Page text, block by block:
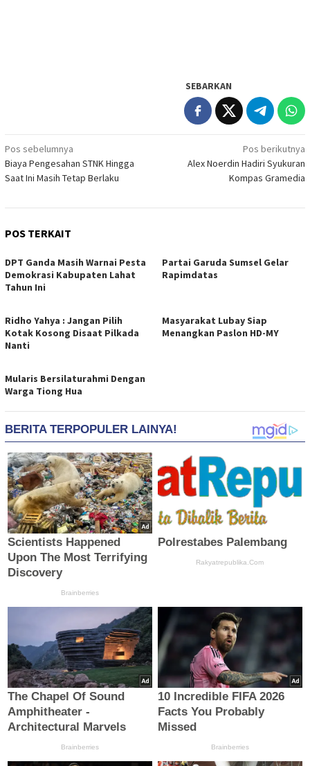
SEBARKAN
Navigasi
pos
Pos sebelumnya
Biaya Pengesahan STNK Hingga
Saat Ini Masih Tetap Berlaku
Pos berikutnya
Alex Noerdin Hadiri Syukuran
Kompas Gramedia
POS TERKAIT
DPT Ganda Masih Warnai Pesta
Demokrasi Kabupaten Lahat
Tahun Ini
Partai Garuda Sumsel Gelar
Rapimdatas
Ridho Yahya : Jangan Pilih
Kotak Kosong Disaat Pilkada
Nanti
Masyarakat Lubay Siap
Menangkan Paslon HD-MY
Mularis Bersilaturahmi Dengan
Warga Tiong Hua